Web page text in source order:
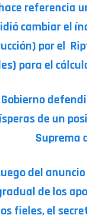
referencia
cambiar el
por el
para el
de un
Suprema
del
de los
fieles, el